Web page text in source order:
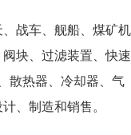
战车、舰船、煤矿机
块、过滤装置、快速
散热器、冷却器、气
、制造和销售。